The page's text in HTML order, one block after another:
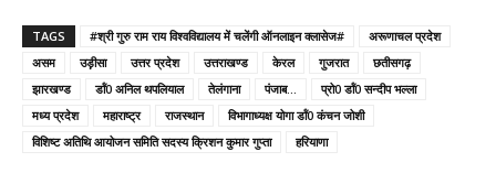
TAGS #श्री गुरु राम राय विश्वविद्यालय में चलेंगी ऑनलाइन क्लासेज#
अरूणाचल प्रदेश
असम
उड़़ीसा उत्तर प्रदेश उत्तराखण्ड केरल गुजरात
छतीसगढ़
झारखण्ड
डॉं0 अनिल थपलियाल तेलंगाना पंजाब...
प्रो0 डॉं0 सन्दीप भल्ला
मध्य प्रदेश
महाराष्ट्र राजस्थान
विभागाध्यक्ष योगा डॉं0 कंचन जोशी
विशिष्ट अतिथि आयोजन समिति सदस्य क्रिशन कुमार गुप्ता
हरियाणा